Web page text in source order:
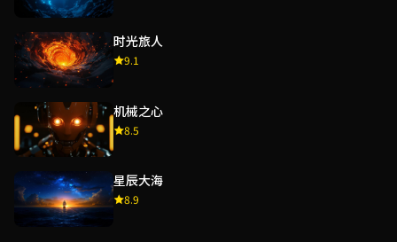
时光旅人
9.1
机械之心
8.5
星辰大海
8.9